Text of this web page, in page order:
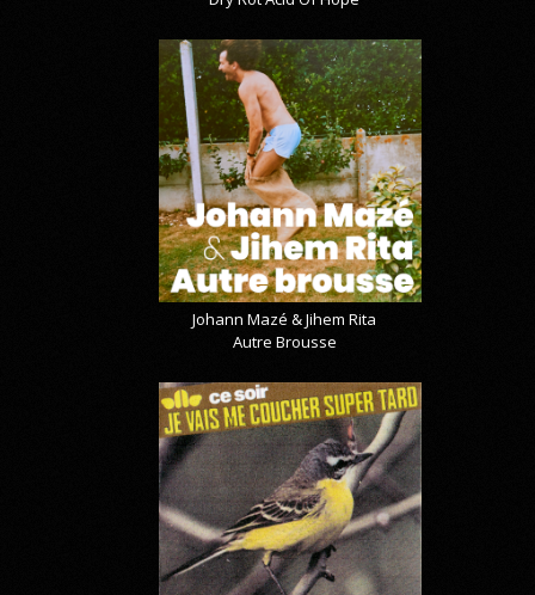
Johann Mazé & Jihem Rita
Autre Brousse